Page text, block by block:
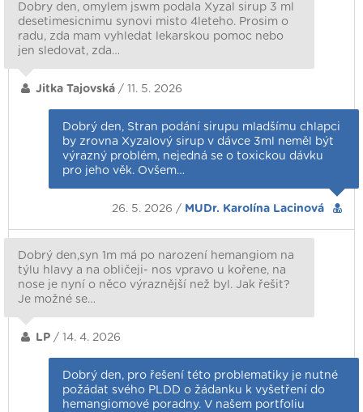
Dobry den, omylem jswm podala Xyzal sirup 3 ml
desetimesicnimu synovi misto 4leteho. Prosim o
radu, zda mam vyhledat lekarskou pomoc nebo
jen sledovat, zda…
Jitka Tajovská / 11. 5. 2026
Dobrý den, Stran podání sirupu mladšímu chlapci
by zrovna Xyzalový sirup v dávce 3ml neměl být
výrazný problém, nejedná se o toxickou dávku
pro jeho věk. Ovšem…
26. 5. 2026 / MUDr. Karolína Lacinová
Dobrý den,syn 1m má po narození hemangiom na
týlu hlavy a na obličeji- nos vpravo u kořene, na
nose je nyní o něco výraznější než byl. Jak řešit?
Je možné se…
LP / 14. 4. 2026
Dobrý den, pro řešení této problematiky je nutné
požádat svého PLDD o žádanku k vyšetření do
hemangiomové poradny. V našem portfoliu